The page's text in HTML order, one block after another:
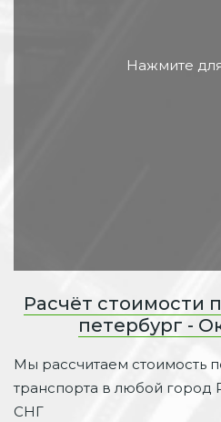
Расчёт стоимости
петербург -
Мы рассчитаем стоимость
транспорта в любой город
СНГ